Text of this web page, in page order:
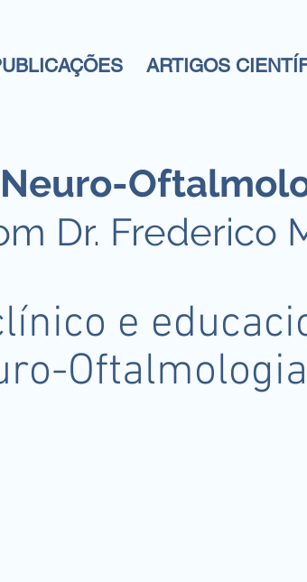
ARTIGOS
Neuro-
Dr. Frederico
e
Oftalmologia